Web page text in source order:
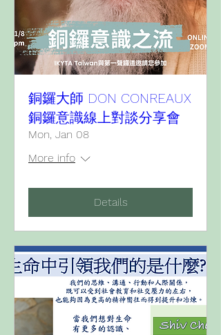
銅鑼大師 DON CONREAUX
銅鑼意識線上對談分享會
Mon, Jan 08
More info
Details